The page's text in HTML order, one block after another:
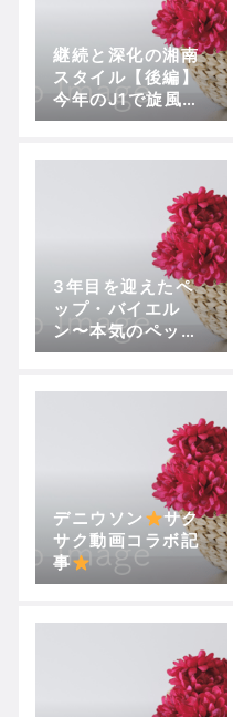
継続と深化の湘南
スタイル【後編】
今年のJ1で旋風を
巻き起こせるか？
3年目を迎えたペ
ップ・バイエル
ン〜本気のペップ
が姿を現す
デニウソン
サク
サク動画コラボ記
事